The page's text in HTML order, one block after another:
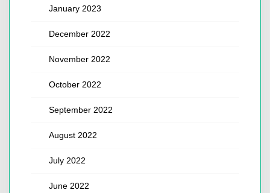
January 2023
December 2022
November 2022
October 2022
September 2022
August 2022
July 2022
June 2022